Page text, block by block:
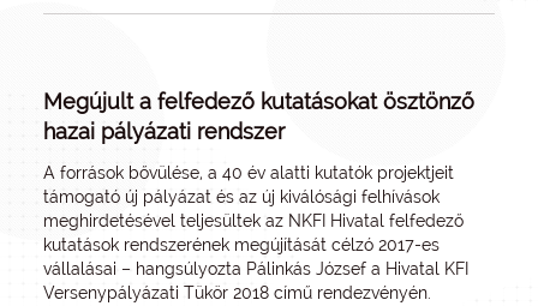
Megújult a felfedező kutatásokat ösztönző
hazai pályázati rendszer
A források bővülése, a 40 év alatti kutatók projektjeit
támogató új pályázat és az új kiválósági felhívások
meghirdetésével teljesültek az NKFI Hivatal felfedező
kutatások rendszerének megújítását célzó 2017-es
vállalásai – hangsúlyozta Pálinkás József a Hivatal KFI
Versenypályázati Tükör 2018 című rendezvényén.